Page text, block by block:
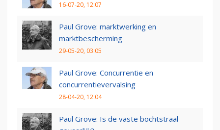
16-07-20, 12:07
Paul Grove: marktwerking en
marktbescherming
29-05-20, 03:05
Paul Grove: Concurrentie en
concurrentievervalsing
28-04-20, 12:04
Paul Grove: Is de vaste bochtstraal